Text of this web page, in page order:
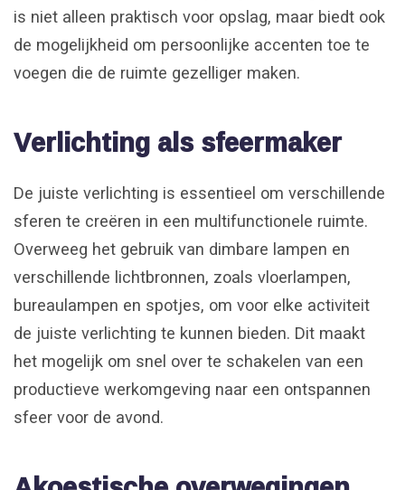
is niet alleen praktisch voor opslag, maar biedt ook
de mogelijkheid om persoonlijke accenten toe te
voegen die de ruimte gezelliger maken.
Verlichting als sfeermaker
De juiste verlichting is essentieel om verschillende
sferen te creëren in een multifunctionele ruimte.
Overweeg het gebruik van dimbare lampen en
verschillende lichtbronnen, zoals vloerlampen,
bureaulampen en spotjes, om voor elke activiteit
de juiste verlichting te kunnen bieden. Dit maakt
het mogelijk om snel over te schakelen van een
productieve werkomgeving naar een ontspannen
sfeer voor de avond.